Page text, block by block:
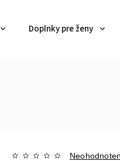
Doplnky pre ženy